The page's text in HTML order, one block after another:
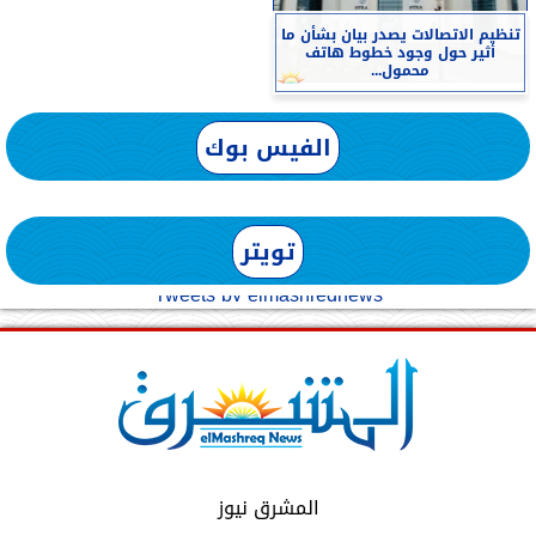
تنظيم الاتصالات يصدر بيان بشأن ما
أثير حول وجود خطوط هاتف
محمول...
الفيس بوك
تويتر
Tweets by elmashreqnews
المشرق نيوز